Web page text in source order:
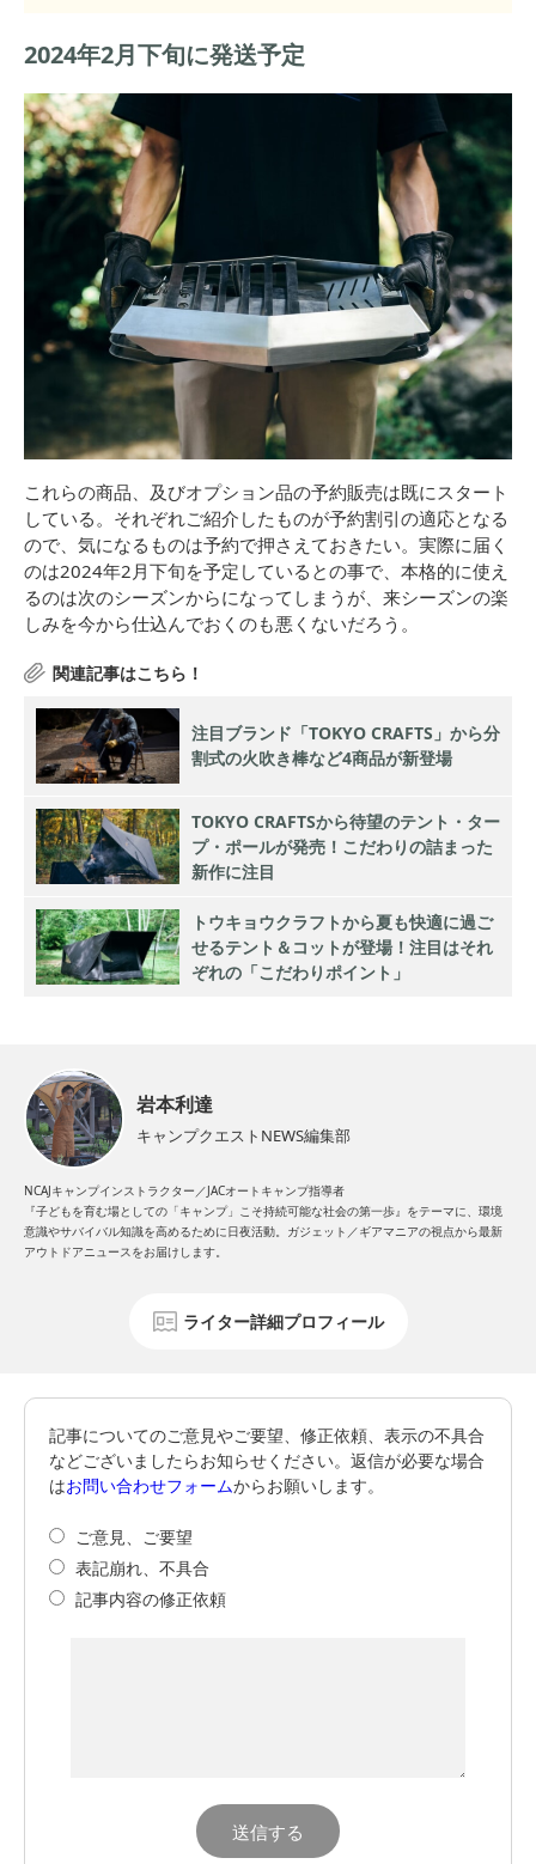
2024年2月下旬に発送予定
これらの商品、及びオプション品の予約販売は既にスタート
している。それぞれご紹介したものが予約割引の適応となる
ので、気になるものは予約で押さえておきたい。実際に届く
のは2024年2月下旬を予定しているとの事で、本格的に使え
るのは次のシーズンからになってしまうが、来シーズンの楽
しみを今から仕込んでおくのも悪くないだろう。
注目ブランド「TOKYO CRAFTS」から分
割式の火吹き棒など4商品が新登場
TOKYO CRAFTSから待望のテント・ター
プ・ポールが発売！こだわりの詰まった
新作に注目
トウキョウクラフトから夏も快適に過ご
せるテント＆コットが登場！注目はそれ
ぞれの「こだわりポイント」
岩本利達
キャンプクエストNEWS編集部
NCAJキャンプインストラクター／JACオートキャンプ指導者
『子どもを育む場としての「キャンプ」こそ持続可能な社会の第一歩』をテーマに、環境
意識やサバイバル知識を高めるために日夜活動。ガジェット／ギアマニアの視点から最新
アウトドアニュースをお届けします。
ライター詳細プロフィール
記事についてのご意見やご要望、修正依頼、表示の不具合
などございましたらお知らせください。返信が必要な場合
はお問い合わせフォームからお願いします。
ご意見、ご要望
表記崩れ、不具合
記事内容の修正依頼